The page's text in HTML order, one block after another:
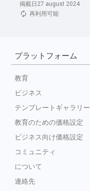
掲載日27 august 2024
再利用可能
プラットフォーム
教育
ビジネス
テンプレートギャラリー
教育のための価格設定
ビジネス向け価格設定
コミュニティ
について
連絡先